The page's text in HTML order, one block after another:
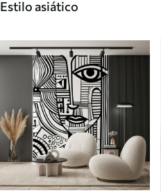
Estilo asiático